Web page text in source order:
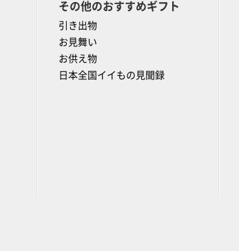
その他のおすすめギフト
引き出物
お見舞い
お供え物
日本全国イイもの見聞録